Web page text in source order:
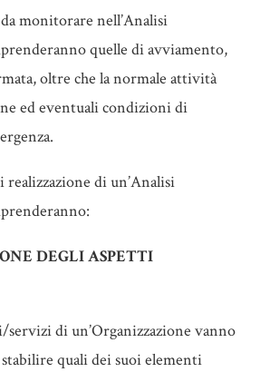
monitorare nell’Analisi
quelle di avviamento,
oltre che la normale attività
ed eventuali condizioni di
realizzazione di un’Analisi
DEGLI ASPETTI
di un’Organizzazione vanno
quali dei suoi elementi